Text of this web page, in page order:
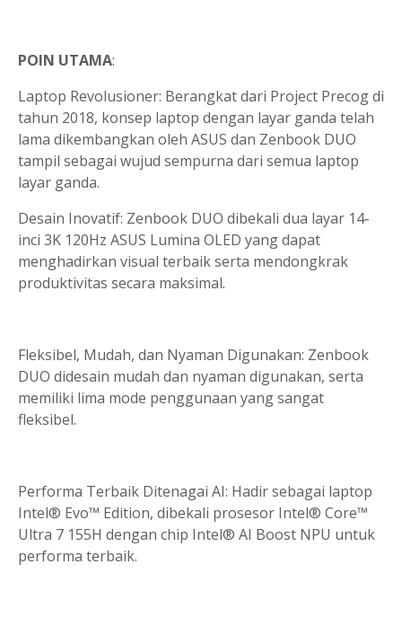
POIN UTAMA:
Laptop Revolusioner: Berangkat dari Project Precog di
tahun 2018, konsep laptop dengan layar ganda telah
lama dikembangkan oleh ASUS dan Zenbook DUO
tampil sebagai wujud sempurna dari semua laptop
layar ganda.
Desain Inovatif: Zenbook DUO dibekali dua layar 14-
inci 3K 120Hz ASUS Lumina OLED yang dapat
menghadirkan visual terbaik serta mendongkrak
produktivitas secara maksimal.
Fleksibel, Mudah, dan Nyaman Digunakan: Zenbook
DUO didesain mudah dan nyaman digunakan, serta
memiliki lima mode penggunaan yang sangat
fleksibel.
Performa Terbaik Ditenagai AI: Hadir sebagai laptop
Intel® Evo™ Edition, dibekali prosesor Intel® Core™
Ultra 7 155H dengan chip Intel® AI Boost NPU untuk
performa terbaik.